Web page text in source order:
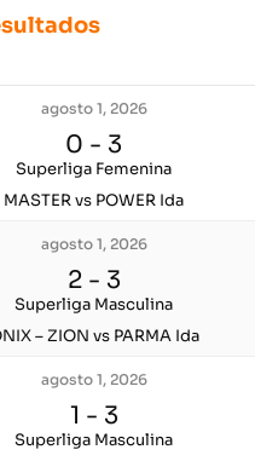
agosto 1, 2026
0 - 3
Superliga Femenina
MASTER vs POWER Ida
agosto 1, 2026
2- 3
Superliga Masculina
– ZION vs PARMA Ida
agosto 1, 2026
1 - 3
Superliga Masculina